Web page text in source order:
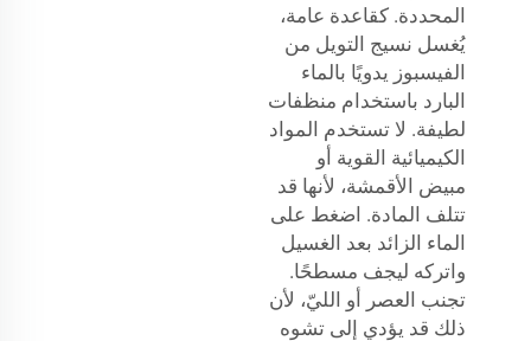
المحددة. كقاعدة عامة،
يُغسل نسيج التويل من
الفيسبوز يدويًا بالماء
البارد باستخدام منظفات
لطيفة. لا تستخدم المواد
الكيميائية القوية أو
مبيض الأقمشة، لأنها قد
تتلف المادة. اضغط على
الماء الزائد بعد الغسيل
واتركه ليجف مسطحًا.
تجنب العصر أو الليّ، لأن
ذلك قد يؤدي إلى تشوه